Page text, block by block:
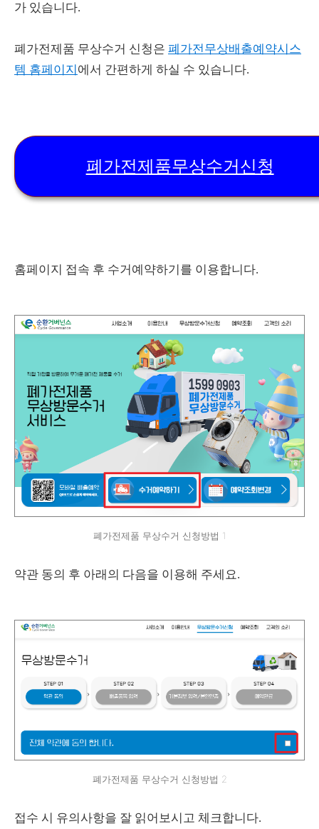
가 있습니다.
폐가전제품 무상수거 신청은 폐가전무상배출예약시스
템 홈페이지 에서 간편하게 하실 수 있습니다.
폐가전제품무상수거신청
홈페이지 접속 후 수거예약하기를 이용합니다.
폐가전제품 무상수거 신청방법 1
약관 동의 후 아래의 다음을 이용해 주세요.
폐가전제품 무상수거 신청방법 2
접수 시 유의사항을 잘 읽어보시고 체크합니다.